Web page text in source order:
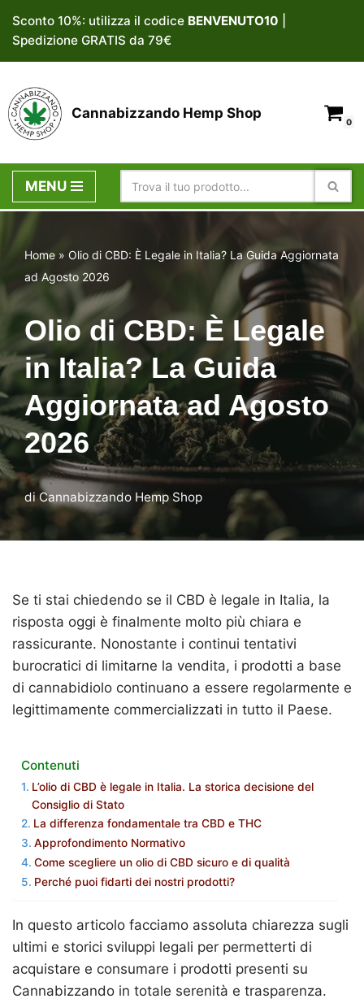
Vai
al
contenuto
Sconto 10%: utilizza il codice BENVENUTO10
Spedizione GRATIS da 79€
Cannabizzando Hemp Shop
0
MENU
Home » Olio di CBD: È Legale in Italia? La Guida Aggiornata
ad Agosto 2026
Olio di CBD: È Legale
in Italia? La Guida
Aggiornata ad Agosto
2026
diCannabizzando Hemp Shop
Se ti stai chiedendo se il CBD è legale in Italia, la
risposta oggi è finalmente molto più chiara e
rassicurante. Nonostante i continui tentativi
burocratici di limitarne la vendita, i prodotti a base
di cannabidiolo continuano a essere regolarmente e
legittimamente commercializzati in tutto il Paese.
Contenuti
L’olio di CBD è legale in Italia. La storica decisione del
Consiglio di Stato
La differenza fondamentale tra CBD e THC
Approfondimento Normativo
Come scegliere un olio di CBD sicuro e di qualità
Perché puoi fidarti dei nostri prodotti?
In questo articolo facciamo assoluta chiarezza sugli
ultimi e storici sviluppi legali per permetterti di
acquistare e consumare i prodotti presenti su
Cannabizzando in totale serenità e trasparenza.